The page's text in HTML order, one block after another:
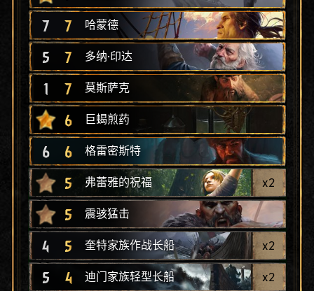
7 7 哈蒙德
5 7 多纳·印达
1 7 莫斯萨克
6 巨蝎煎药
6 6 格雷密斯特
5 弗蕾雅的祝福 x2
5 震骇猛击
4 5 奎特家族作战长船 x2
5 4 迪门家族轻型长船 x2